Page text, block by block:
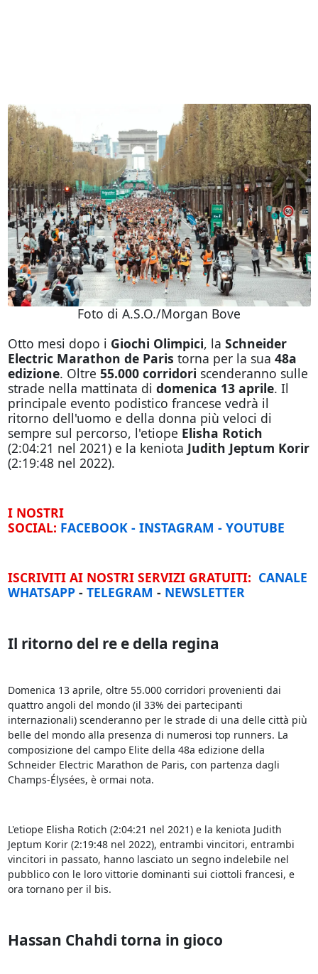
Foto di A.S.O./Morgan Bove
Otto mesi dopo i Giochi Olimpici, la Schneider
Electric Marathon de Paris torna per la sua 48a
edizione. Oltre 55.000 corridori scenderanno sulle
strade nella mattinata di domenica 13 aprile. Il
principale evento podistico francese vedrà il
ritorno dell'uomo e della donna più veloci di
sempre sul percorso, l'etiope Elisha Rotich
(2:04:21 nel 2021) e la keniota Judith Jeptum Korir
(2:19:48 nel 2022).
I NOSTRI
SOCIAL: FACEBOOK- INSTAGRAM - YOUTUBE
ISCRIVITI AI NOSTRI SERVIZI GRATUITI: CANALE
WHATSAPP- TELEGRAM - NEWSLETTER
Il ritorno del re e della regina
Domenica 13 aprile, oltre 55.000 corridori provenienti dai
quattro angoli del mondo (il 33% dei partecipanti
internazionali) scenderanno per le strade di una delle città più
belle del mondo alla presenza di numerosi top runners. La
composizione del campo Elite della 48a edizione della
Schneider Electric Marathon de Paris, con partenza dagli
Champs-Élysées, è ormai nota.
L'etiope Elisha Rotich (2:04:21 nel 2021) e la keniota Judith
Jeptum Korir (2:19:48 nel 2022), entrambi vincitori, entrambi
vincitori in passato, hanno lasciato un segno indelebile nel
pubblico con le loro vittorie dominanti sui ciottoli francesi, e
ora tornano per il bis.
Hassan Chahdi torna in gioco